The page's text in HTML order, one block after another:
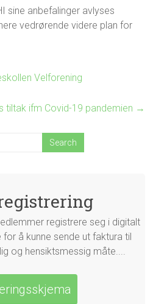
sine anbefalinger avlyses
vedrørende videre plan for
Velforening
tiltak ifm Covid-19 pandemien →
registrere seg i digitalt
å kunne sende ut faktura til
og hensiktsmessig måte....